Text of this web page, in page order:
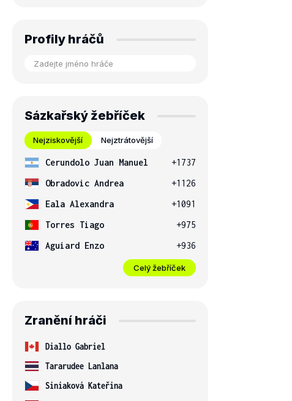
Profily hráčů
Sázkařský žebříček
Nejziskovější Nejztrátovější
Cerundolo Juan Manuel
+1737
Obradovic Andrea
+1126
Eala Alexandra
+1091
Torres Tiago
+975
Aguiard Enzo
+936
Celý žebříček
Zranění hráči
Diallo Gabriel
Tararudee Lanlana
Siniaková Kateřina